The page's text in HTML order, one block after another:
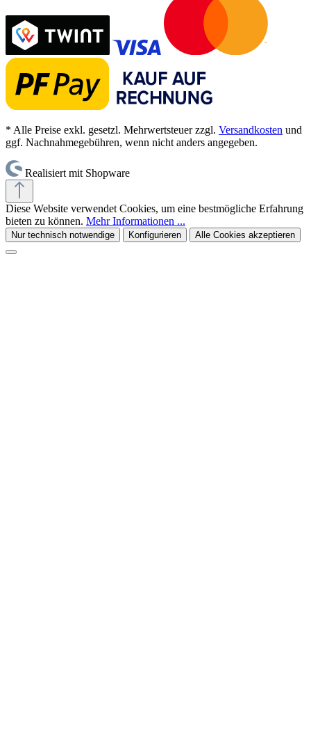
* Alle Preise exkl. gesetzl. Mehrwertsteuer zzgl. Versandkosten und
ggf. Nachnahmegebühren, wenn nicht anders angegeben.
Realisiert mit Shopware
Diese Website verwendet Cookies, um eine bestmögliche Erfahrung
bieten zu können. Mehr Informationen ...
Nur technisch notwendige Konfigurieren Alle Cookies akzeptieren